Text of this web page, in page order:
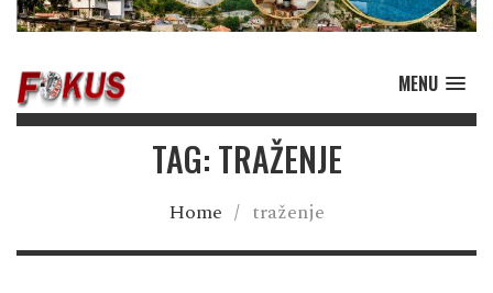
MENU
TAG: TRAŽENJE
Home / traženje